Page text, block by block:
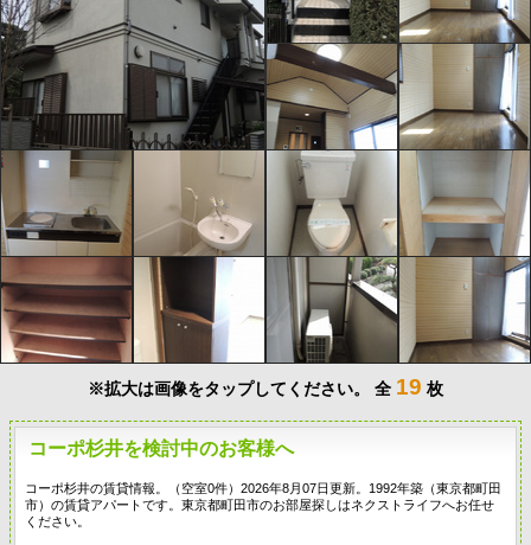
※拡大は画像をタップしてください。 全 19 枚
コーポ杉井を検討中のお客様へ
コーポ杉井の賃貸情報。（空室0件）2026年8月07日更新。1992年築（東京都町田
市）の賃貸アパートです。東京都町田市のお部屋探しはネクストライフへお任せ
ください。